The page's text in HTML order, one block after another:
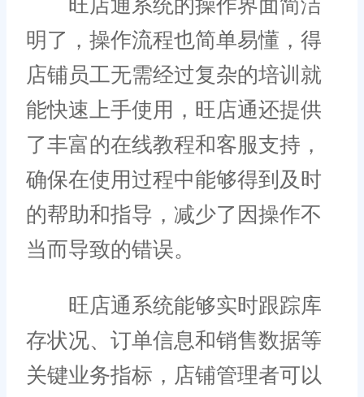
旺店通系统的操作界面简洁
明了，操作流程也简单易懂，得
店铺员工无需经过复杂的培训就
能快速上手使用，旺店通还提供
了丰富的在线教程和客服支持，
确保在使用过程中能够得到及时
的帮助和指导，减少了因操作不
当而导致的错误。
旺店通系统能够实时跟踪库
存状况、订单信息和销售数据等
关键业务指标，店铺管理者可以